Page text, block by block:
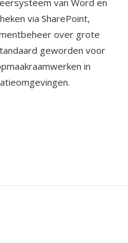
van Word en
via SharePoint,
over grote
geworden voor
in